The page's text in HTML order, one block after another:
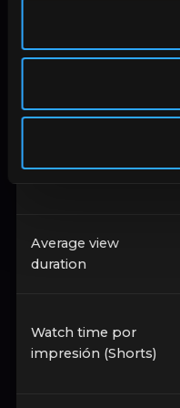
CTR de long-form
Average view
duration
Watch time por
impresión (Shorts)